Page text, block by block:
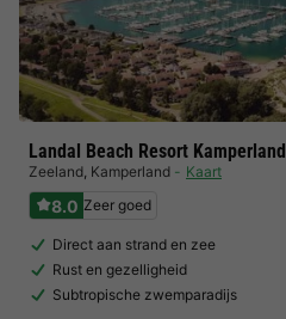
Landal Beach Resort Kamperland
Zeeland, Kamperland Kaart
8.0 Zeer goed
Direct aan strand en zee
Rust en gezelligheid
Subtropische zwemparadijs